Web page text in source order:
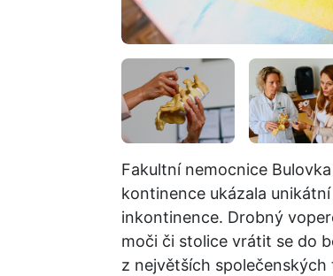
Fakultní nemocnice
kontinence ukázala
inkontinence. Drobný
moči či stolice vrátit se do
z největších společenských